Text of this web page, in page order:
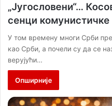
„Југословени“…
сенци комунистичке
У том времену многи Срби
као Срби, а почели су да се
верујући…
Опширније